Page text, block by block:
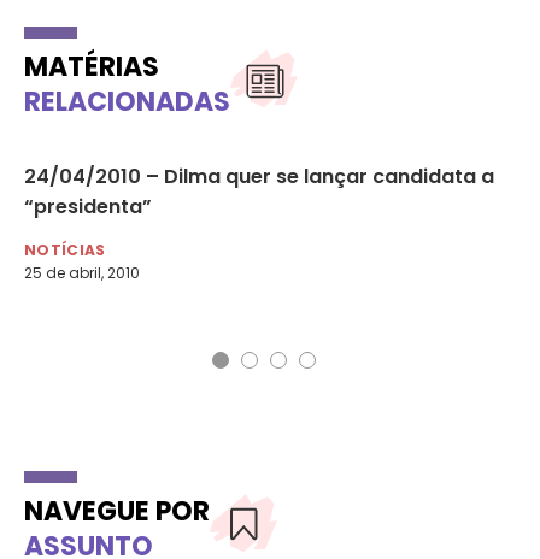
MATÉRIAS
RELACIONADAS
24/04/2010 – Dilma quer se lançar candidata a
“presidenta”
NOTÍCIAS
25 de abril, 2010
NAVEGUE POR
ASSUNTO